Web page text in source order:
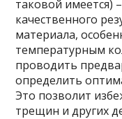
таковой имеется)
качественного
материала,
температурным
проводить
определить
Это позволит
трещин и других